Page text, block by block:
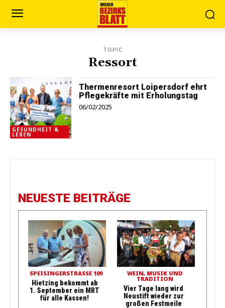
TOPIC
Ressort
GESUNDHEIT &
LEBEN
Thermenresort Loipersdorf ehrt
Pflegekräfte mit Erholungstag
06/02/2025
NEUESTE BEITRÄGE
SPEISINGERSTRASSE 109
Hietzing bekommt ab
1. September ein MRT
für alle Kassen!
WEIN, MUSIK UND
TRADITION
Vier Tage lang wird
Neustift wieder zur
großen Festmeile